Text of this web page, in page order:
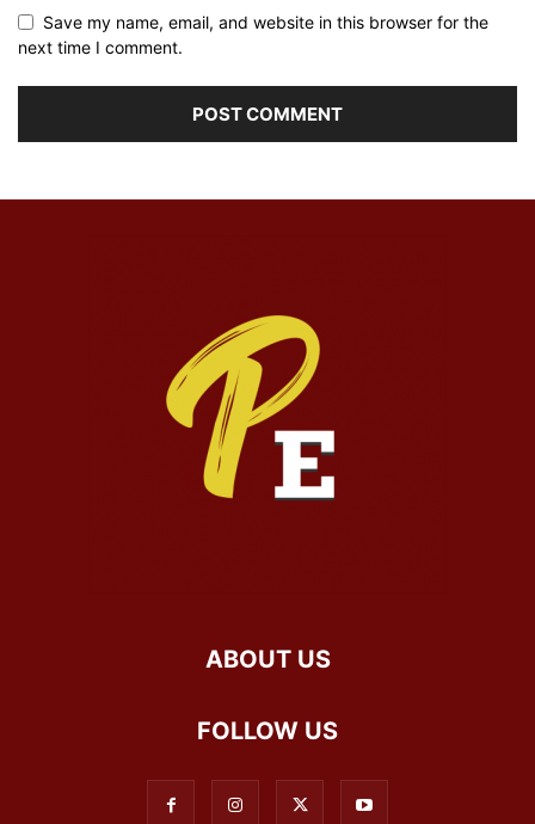
Save my name, email, and website in this browser for the
next time I comment.
ABOUT US
FOLLOW US